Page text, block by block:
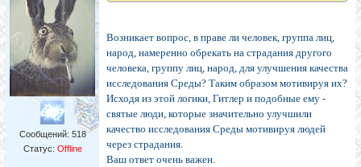
Сообщений: 518
Статус: Offline
Возникает вопрос, в праве ли человек, группа лиц,
народ, намеренно обрекать на страдания другого
человека, группу лиц, народ, для улучшения качества
исследования Среды? Таким образом мотивируя их?
Исходя из этой логики, Гитлер и подобные ему -
святые люди, которые значительно улучшили
качество исследования Среды мотивируя людей
через страдания.
Ваш ответ очень важен.